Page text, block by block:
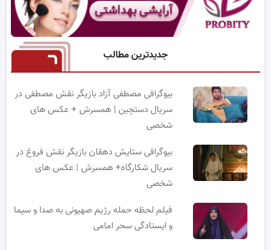
جدیدترین مطالب
بیوگرافی مصطفی آزاد بازیگر نقش مصطفی در
سریال دستچین | همسرش + عکس های
شخصی
بیوگرافی ستایش دهقان بازیگر نقش فروغ در
سریال شکارگاه+ همسرش | عکس های
شخصی
فیلم لحظه حمله رژیم صهیونی به صدا و سیما
و ایستادگی سحر امامی